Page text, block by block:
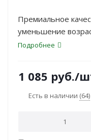
Премиальное
уменьшение
выраженный
Подробнее
1 085 руб./
Есть в наличии (64)